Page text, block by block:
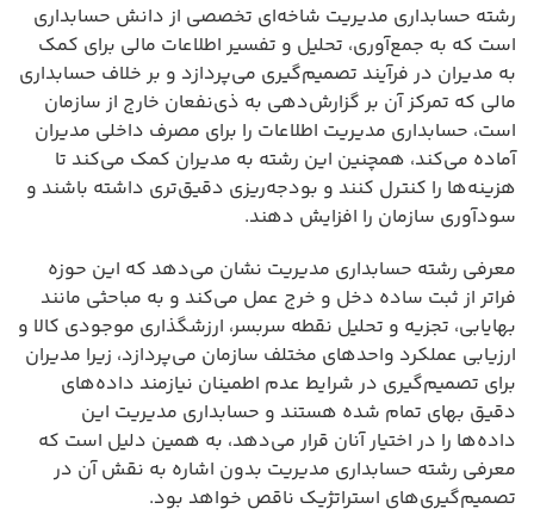
رشته حسابداری مدیریت شاخه‌ای تخصصی از دانش حسابداری
است که به جمع‌آوری، تحلیل و تفسیر اطلاعات مالی برای کمک
به مدیران در فرآیند تصمیم‌گیری می‌پردازد و بر خلاف حسابداری
مالی که تمرکز آن بر گزارش‌دهی به ذی‌نفعان خارج از سازمان
است، حسابداری مدیریت اطلاعات را برای مصرف داخلی مدیران
آماده می‌کند، همچنین این رشته به مدیران کمک می‌کند تا
هزینه‌ها را کنترل کنند و بودجه‌ریزی دقیق‌تری داشته باشند و
سودآوری سازمان را افزایش دهند.
معرفی رشته حسابداری مدیریت نشان می‌دهد که این حوزه
فراتر از ثبت ساده دخل و خرج عمل می‌کند و به مباحثی مانند
بهایابی، تجزیه و تحلیل نقطه سربسر، ارزشگذاری موجودی کالا و
ارزیابی عملکرد واحدهای مختلف سازمان می‌پردازد، زیرا مدیران
برای تصمیم‌گیری در شرایط عدم اطمینان نیازمند داده‌های
دقیق بهای تمام شده هستند و حسابداری مدیریت این
داده‌ها را در اختیار آنان قرار می‌دهد، به همین دلیل است که
معرفی رشته حسابداری مدیریت بدون اشاره به نقش آن در
تصمیم‌گیری‌های استراتژیک ناقص خواهد بود.